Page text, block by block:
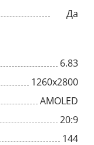
Да
6.83
1260x2800
AMOLED
20:9
144